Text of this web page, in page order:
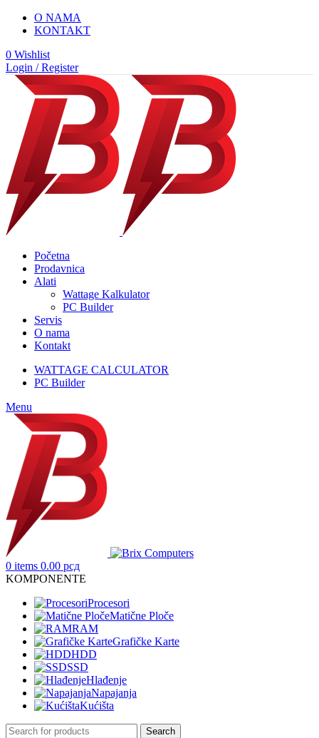
O NAMA
KONTAKT
0 Wishlist
Login / Register
Početna
Prodavnica
Alati
Wattage Kalkulator
PC Builder
Servis
O nama
Kontakt
WATTAGE CALCULATOR
PC Builder
Menu
0 items 0.00 рсд
KOMPONENTE
Procesori
Matične Ploče
RAM
Grafičke Karte
HDD
SSD
Hlađenje
Napajanja
Kućišta
Search